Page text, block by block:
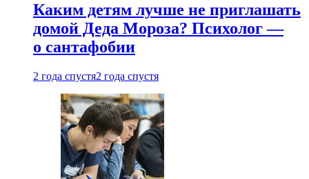
Каким детям лучше не приглашать
домой Деда Мороза? Психолог —
о сантафобии
2 года спустя2 года спустя